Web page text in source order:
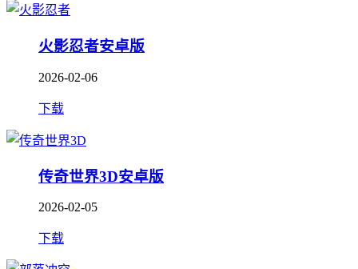
火影忍者安卓版
2026-02-06
下载
传奇世界3D安卓版
2026-02-05
下载